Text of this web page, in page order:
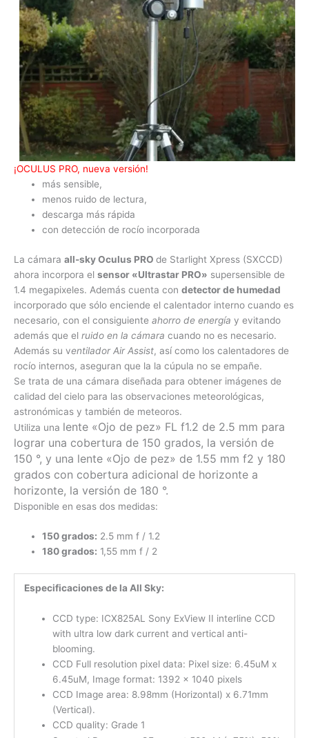
¡OCULUS PRO, nueva versión!
más sensible,
menos ruido de lectura,
descarga más rápida
con detección de rocío incorporada
La cámara all-sky Oculus PRO de Starlight Xpress (SXCCD)
ahora incorpora el sensor «Ultrastar PRO» supersensible de
1.4 megapixeles. Además cuenta con detector de humedad
incorporado que sólo enciende el calentador interno cuando es
necesario, con el consiguiente ahorro de energía y evitando
además que el ruido en la cámara cuando no es necesario.
Además su ventilador Air Assist, así como los calentadores de
rocío internos, aseguran que la la cúpula no se empañe.
Se trata de una cámara diseñada para obtener imágenes de
calidad del cielo para las observaciones meteorológicas,
astronómicas y también de meteoros.
Utiliza una lente «Ojo de pez» FL f1.2 de 2.5 mm para
lograr una cobertura de 150 grados, la versión de
150 °, y una lente «Ojo de pez» de 1.55 mm f2 y 180
grados con cobertura adicional de horizonte a
horizonte, la versión de 180 °.
Disponible en esas dos medidas:
150 grados: 2.5 mm f / 1.2
180 grados: 1,55 mm f / 2
Especificaciones de la All Sky:
CCD type: ICX825AL Sony ExView II interline CCD
with ultra low dark current and vertical anti-
blooming.
CCD Full resolution pixel data: Pixel size: 6.45uM x
6.45uM, Image format: 1392 x 1040 pixels
CCD Image area: 8.98mm (Horizontal) x 6.71mm
(Vertical).
CCD quality: Grade 1